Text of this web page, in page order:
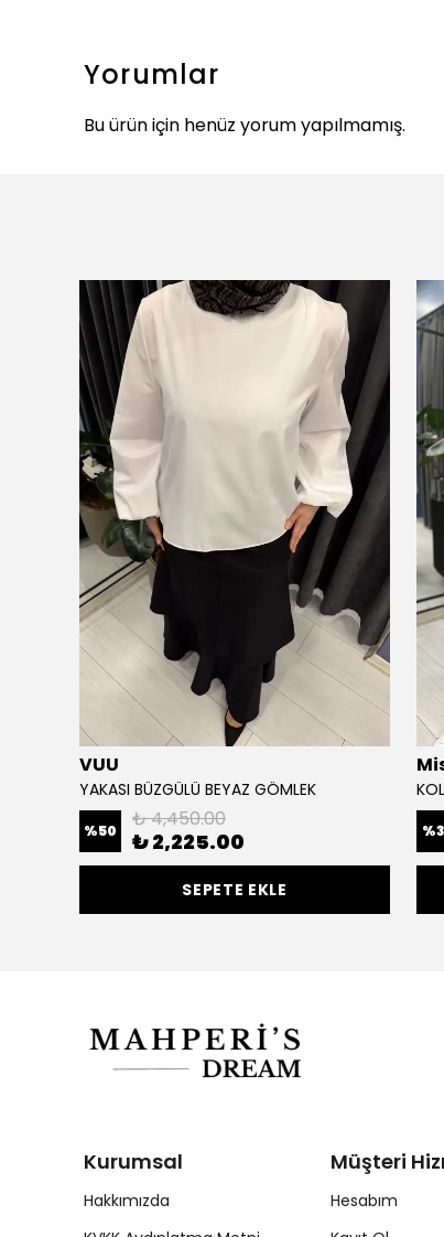
Yorumlar
Bu ürün için henüz yorum yapılmamış.
VUU
YAKASI BÜZGÜLÜ BEYAZ GÖMLEK
%50 ₺ 4,450.00
₺ 2,225.00
SEPETE EKLE
%
Kurumsal
Hakkımızda
Müşteri
Hesabım